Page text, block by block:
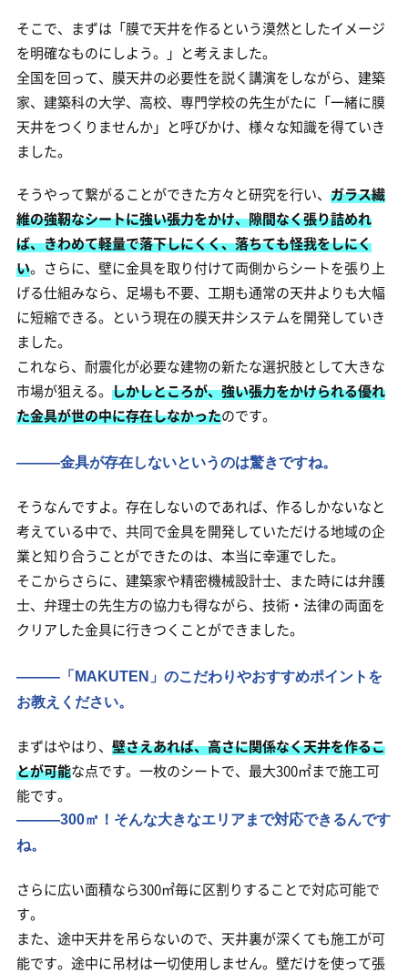
そこで、まずは「膜で天井を作るという漠然としたイメージ
を明確なものにしよう。」と考えました。
全国を回って、膜天井の必要性を説く講演をしながら、建築
家、建築科の大学、高校、専門学校の先生がたに「一緒に膜
天井をつくりませんか」と呼びかけ、様々な知識を得ていき
ました。
そうやって繋がることができた方々と研究を行い、 ガラス繊
維の強靭なシートに強い張力をかけ、隙間なく張り詰めれ
ば、きわめて軽量で落下しにくく、落ちても怪我をしにく
い。さらに、壁に金具を取り付けて両側からシートを張り上
げる仕組みなら、足場も不要、工期も通常の天井よりも大幅
に短縮できる。という現在の膜天井システムを開発していき
ました。
これなら、耐震化が必要な建物の新たな選択肢として大きな
市場が狙える。 しかしところが、強い張力をかけられる優れ
た金具が世の中に存在しなかったのです。
―――金具が存在しないというのは驚きですね。
そうなんですよ。存在しないのであれば、作るしかないなと
考えている中で、共同で金具を開発していただける地域の企
業と知り合うことができたのは、本当に幸運でした。
そこからさらに、建築家や精密機械設計士、また時には弁護
士、弁理士の先生方の協力も得ながら、技術・法律の両面を
クリアした金具に行きつくことができました。
―――「MAKUTEN」のこだわりやおすすめポイントを
お教えください。
まずはやはり、 壁さえあれば、高さに関係なく天井を作るこ
とが可能な点です。一枚のシートで、最大300㎡まで施工可
能です。
―――300㎡！そんな大きなエリアまで対応できるんです
ね。
さらに広い面積なら300㎡毎に区割りすることで対応可能で
す。
また、途中天井を吊らないので、天井裏が深くても施工が可
能です。途中に吊材は一切使用しません。壁だけを使って張